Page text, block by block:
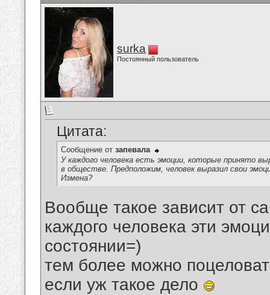
surka
Постоянный пользователь
Цитата:
Сообщение от запевала
У каждого человека есть эмоции, которые принято
в обществе. Предположим, человек выразил свои
Измена?
Вообще такое зависит от
каждого человека эти
состоянии=)
тем более можно
если уж такое дело